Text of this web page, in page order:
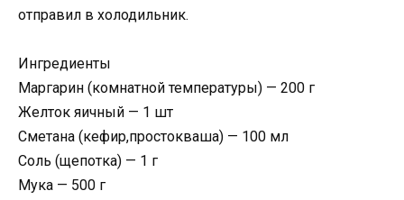
отправил в холодильник.
Ингредиенты
Маргарин (комнатной температуры) — 200 г
Желток яичный — 1 шт
Сметана (кефир,простокваша) — 100 мл
Соль (щепотка) — 1 г
Мука — 500 г